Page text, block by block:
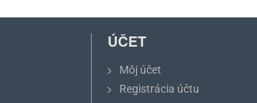
ÚČET
Môj účet
Registrácia účtu